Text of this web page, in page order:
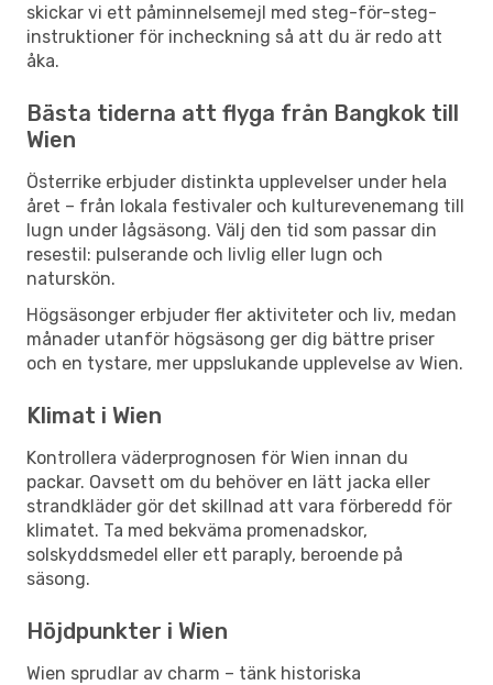
skickar vi ett påminnelsemejl med steg-för-steg-
instruktioner för incheckning så att du är redo att
åka.
Bästa tiderna att flyga från Bangkok till
Wien
Österrike erbjuder distinkta upplevelser under hela
året – från lokala festivaler och kulturevenemang till
lugn under lågsäsong. Välj den tid som passar din
resestil: pulserande och livlig eller lugn och
naturskön.
Högsäsonger erbjuder fler aktiviteter och liv, medan
månader utanför högsäsong ger dig bättre priser
och en tystare, mer uppslukande upplevelse av Wien.
Klimat i Wien
Kontrollera väderprognosen för Wien innan du
packar. Oavsett om du behöver en lätt jacka eller
strandkläder gör det skillnad att vara förberedd för
klimatet. Ta med bekväma promenadskor,
solskyddsmedel eller ett paraply, beroende på
säsong.
Höjdpunkter i Wien
Wien sprudlar av charm – tänk historiska